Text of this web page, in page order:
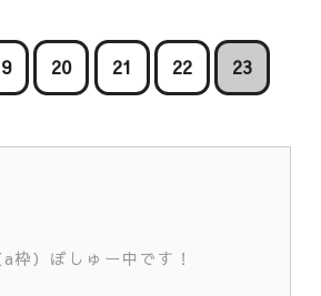
20 21 22 23
枠）ぼしゅー中です！